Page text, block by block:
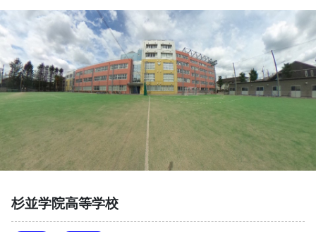
杉並学院高等学校